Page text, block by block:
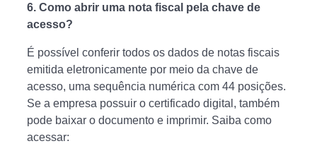
6. Como abrir uma nota fiscal pela chave de
acesso?
É possível conferir todos os dados de notas fiscais
emitida eletronicamente por meio da chave de
acesso, uma sequência numérica com 44 posições.
Se a empresa possuir o certificado digital, também
pode baixar o documento e imprimir. Saiba como
acessar: